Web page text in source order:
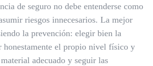
de seguro no debe entenderse como
riesgos innecesarios. La mejor
la prevención: elegir bien la
honestamente el propio nivel físico y
adecuado y seguir las